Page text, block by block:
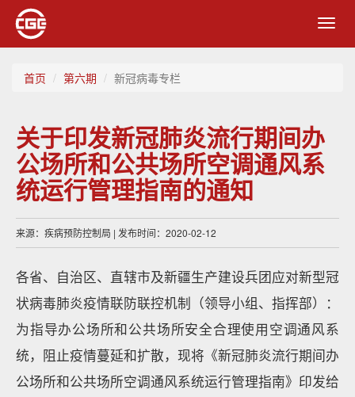
首页 第六期 新冠病毒专栏
关于印发新冠肺炎流行期间办
公场所和公共场所空调通风系
统运行管理指南的通知
来源：疾病预防控制局 | 发布时间：2020-02-12
各省、自治区、直辖市及新疆生产建设兵团应对新型冠
状病毒肺炎疫情联防联控机制（领导小组、指挥部）：
为指导办公场所和公共场所安全合理使用空调通风系
统，阻止疫情蔓延和扩散，现将《新冠肺炎流行期间办
公场所和公共场所空调通风系统运行管理指南》印发给